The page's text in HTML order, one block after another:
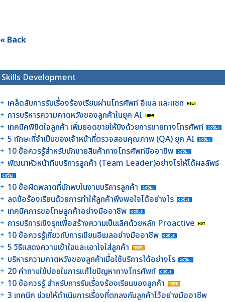
« Back
Skills Development
เคล็ดลับการรับเรื่องร้องเรียนผ่านโทรศัพท์ อีเมล และแชท
การบริหารความคาดหวังของลูกค้าในยุค AI
เทคนิคพิชิตใจลูกค้า เพิ่มยอดขายให้ปังด้วยการขายทางโทรศัพท์
5 ทักษะที่จำเป็นของเจ้าหน้าที่ตรวจสอบคุณภาพ (QA) ยุค AI
10 ข้อควรรู้สำหรับนักขายสินค้าทางโทรศัพท์มืออาชีพ
พัฒนาหัวหน้าทีมบริการลูกค้า (Team Leader)อย่างไรให้ได้ผลลัพธ์
10 ข้อผิดพลาดที่มักพบในงานบริการลูกค้า
ลดข้อร้องเรียนด้วยการทำให้ลูกค้าพึงพอใจได้อย่างไร
เทคนิคการขอโทษลูกค้าอย่างมืออาชีพ
การบริการเชิงรุกเพื่อสร้างความเป็นเลิศด้วยหลัก Proactive
10 ข้อควรรู้เกี่ยวกับการเขียนอีเมลอย่างมืออาชีพ
5 วิธีแสดงความเข้าใจและเอาใจใส่ลูกค้า
บริหารความคาดหวังของลูกค้าเมื่อใช้บริการได้อย่างไร
20 คำถามใช้บ่อยในการแก้ไขปัญหาทางโทรศัพท์
10 ข้อควรรู้ สำหรับการรับเรื่องร้องเรียนของลูกค้า
3 เทคนิค ช่วยให้ดำเนินการเรื่องที่ตกลงกับลูกค้าไว้อย่างมืออาชีพ